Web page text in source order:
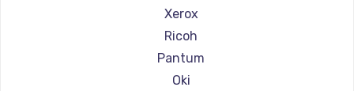
Xerox
Ricoh
Pantum
Oki